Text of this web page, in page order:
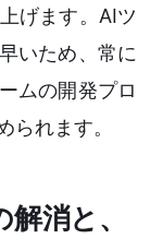
げます。AIツ
いため、常に
ムの開発プロ
られます。
消と、